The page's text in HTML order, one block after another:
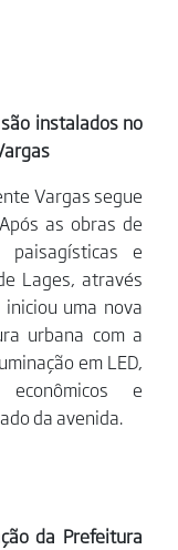
instalados no
Vargas segue
as obras de
paisagísticas e
Lages, através
uma nova
urbana com a
em LED,
econômicos e
da avenida.
da Prefeitura